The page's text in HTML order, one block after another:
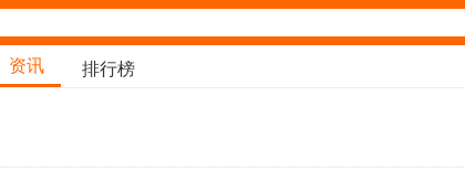
资讯 排行榜